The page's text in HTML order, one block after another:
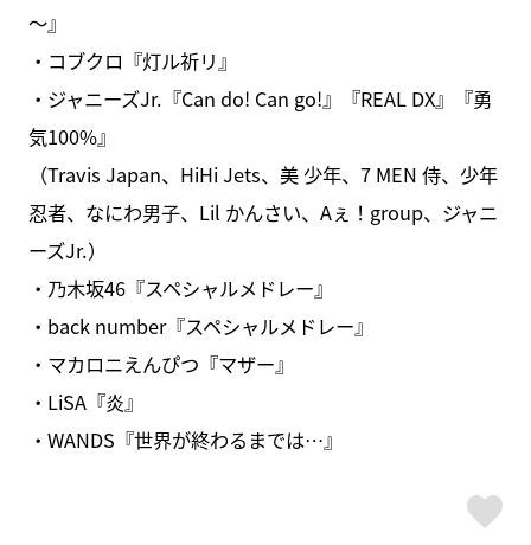
～』
・コブクロ『灯ル祈リ』
・ジャニーズJr.『Can do! Can go!』『REAL DX』『勇
気100%』
（Travis Japan、HiHi Jets、美 少年、7 MEN 侍、少年
忍者、なにわ男子、Lil かんさい、Aぇ！group、ジャニ
ーズJr.）
・乃木坂46『スペシャルメドレー』
・back number『スペシャルメドレー』
・マカロニえんぴつ『マザー』
・LiSA『炎』
・WANDS『世界が終わるまでは…』